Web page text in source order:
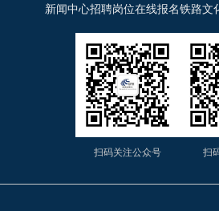
新闻中心招聘岗位在线报名铁路文
扫码关注公众号 扫